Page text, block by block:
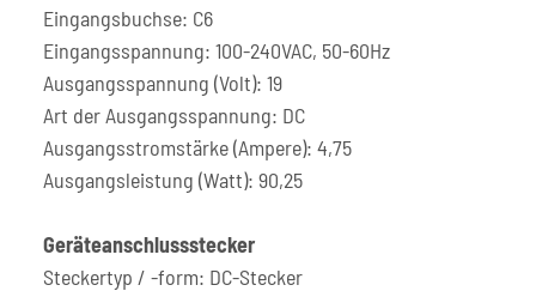
Eingangsbuchse: C6
Eingangsspannung: 100-240VAC, 50-60Hz
Ausgangsspannung (Volt): 19
Art der Ausgangsspannung: DC
Ausgangsstromstärke (Ampere): 4,75
Ausgangsleistung (Watt): 90,25
Geräteanschlussstecker
Steckertyp / -form: DC-Stecker